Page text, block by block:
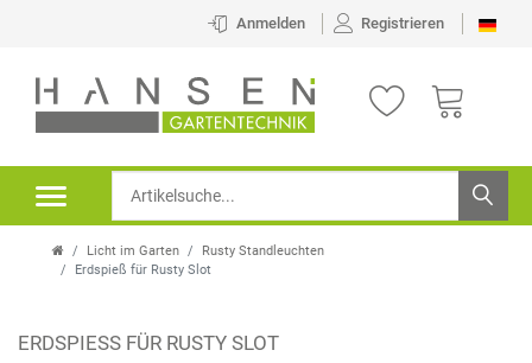
Anmelden Registrieren
Licht im Garten
Rusty Standleuchten
Erdspieß für Rusty Slot
ERDSPIESS FÜR RUSTY SLOT